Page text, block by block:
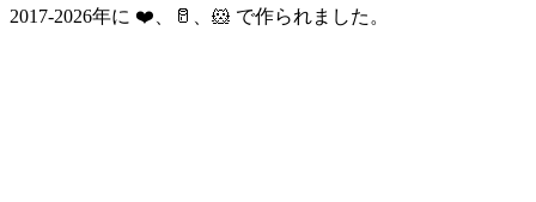
2017-2026年に ❤️、🥛、🐹 で作られました。